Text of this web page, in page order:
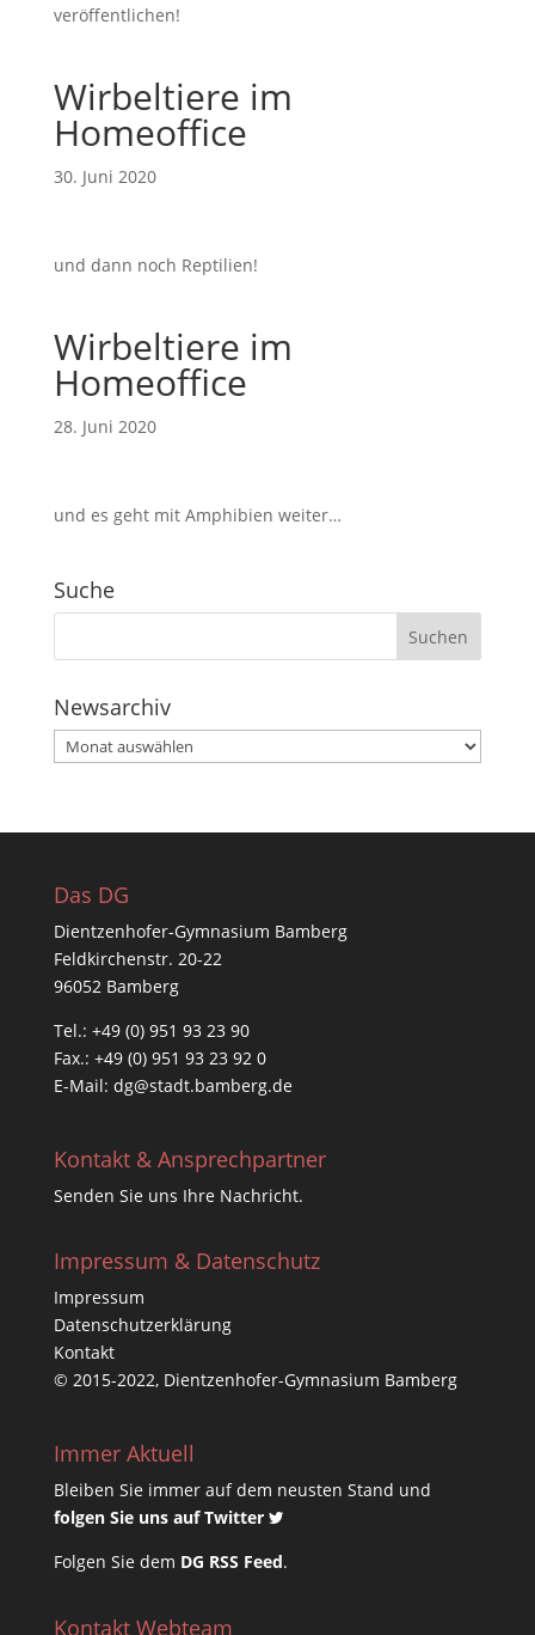
veröffentlichen!
Wirbeltiere im
Homeoffice
30. Juni 2020
und dann noch Reptilien!
Wirbeltiere im
Homeoffice
28. Juni 2020
und es geht mit Amphibien weiter…
Suche
Newsarchiv
Newsarchiv
Das DG
Dientzenhofer-Gymnasium Bamberg
Feldkirchenstr. 20-22
96052 Bamberg
Tel.: +49 (0) 951 93 23 90
Fax.: +49 (0) 951 93 23 92 0
E-Mail: dg@stadt.bamberg.de
Kontakt & Ansprechpartner
Senden Sie uns Ihre Nachricht.
Impressum & Datenschutz
Impressum
Datenschutzerklärung
Kontakt
© 2015-2022, Dientzenhofer-Gymnasium Bamberg
Immer Aktuell
Bleiben Sie immer auf dem neusten Stand und
folgen Sie uns auf Twitter
Folgen Sie dem DG RSS Feed.
Kontakt Webteam